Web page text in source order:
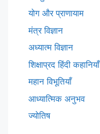
योग और प्राणायाम
मंत्र विज्ञान
अध्यात्म विज्ञान
शिक्षाप्रद हिंदी कहानियाँ
महान विभूतियाँ
आध्यात्मिक अनुभव
ज्योतिष